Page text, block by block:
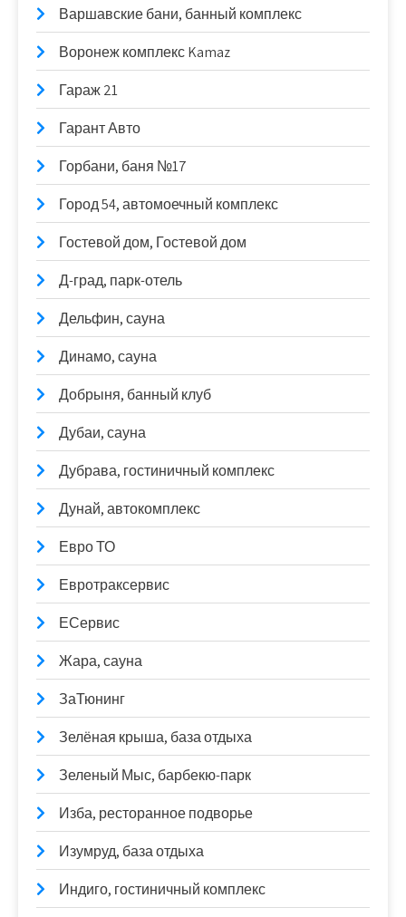
Варшавские бани, банный комплекс
Воронеж комплекс Kamaz
Гараж 21
Гарант Авто
Горбани, баня №17
Город 54, автомоечный комплекс
Гостевой дом, Гостевой дом
Д-град, парк-отель
Дельфин, сауна
Динамо, сауна
Добрыня, банный клуб
Дубаи, сауна
Дубрава, гостиничный комплекс
Дунай, автокомплекс
Евро ТО
Евротраксервис
ЕСервис
Жара, сауна
ЗаТюнинг
Зелёная крыша, база отдыха
Зеленый Мыс, барбекю-парк
Изба, ресторанное подворье
Изумруд, база отдыха
Индиго, гостиничный комплекс